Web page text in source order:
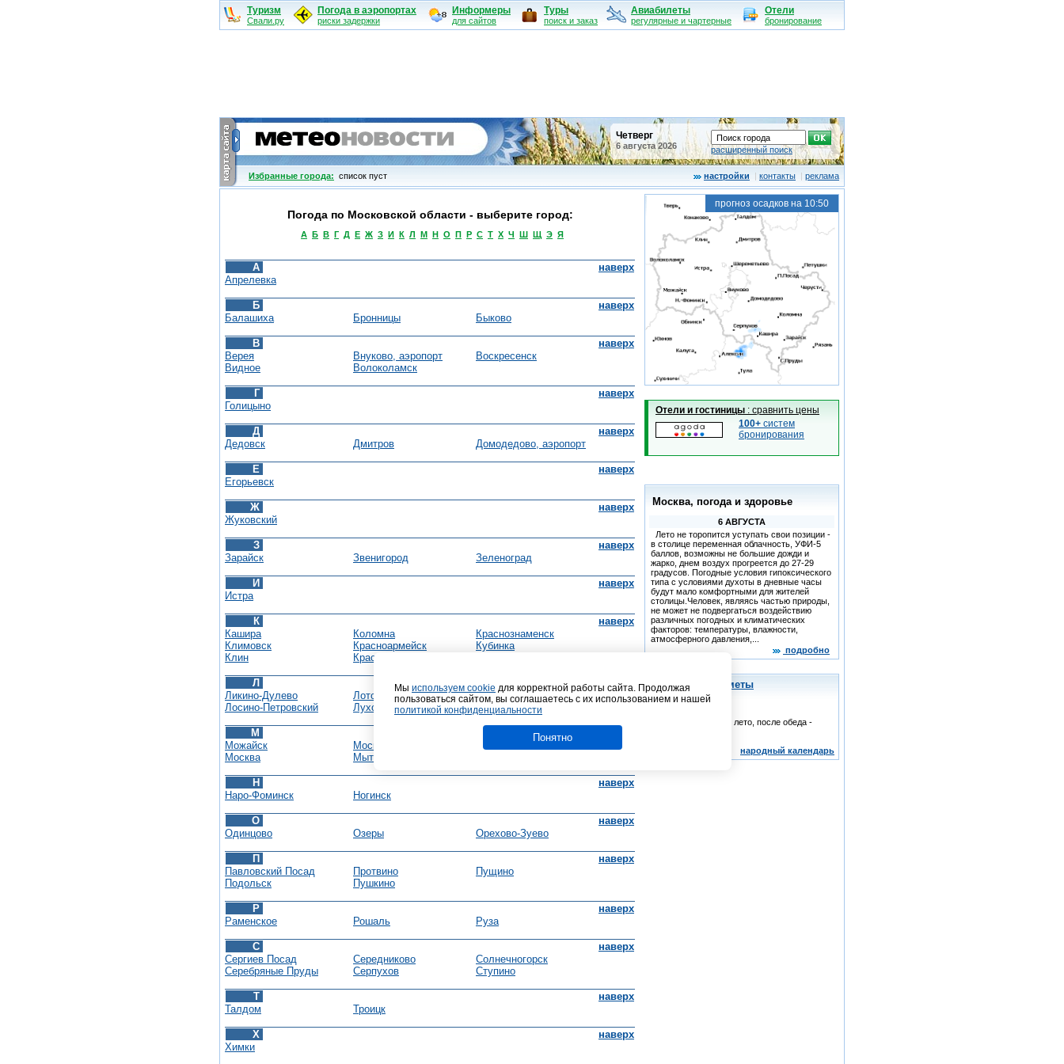
Туризм
Свали.ру
Погода в аэропортах
риски задержки
Информеры
для сайтов
Туры
поиск и заказ
Авиабилеты
регулярные и чартерные
Отели
бронирование
Четверг
6 августа 2026 расширенный поиск
Избранные города: cписок пуст настройки | контакты | реклама
Погода по Московской области - выберите город:
А Б В Г Д Е Ж З И К Л М Н О П Р С Т Х Ч Ш Щ Э Я
А
наверх
Апрелевка
Б
наверх
Балашиха
Бронницы Быково
В
наверх
Верея
Видное
Внуково, аэропорт
Волоколамск
Воскресенск
Г
наверх
Голицыно
Д
наверх
Дедовск
Дмитров Домодедово, аэропорт
Е
наверх
Егорьевск
Ж
наверх
Жуковский
З
наверх
Зарайск
Звенигород Зеленоград
И
наверх
Истра
К
наверх
Кашира
Климовск
Клин
Коломна
Красноармейск
Красногорск
Краснознаменск
Кубинка
Л
наверх
Ликино-Дулево
Лосино-Петровский
Лотошино
Луховицы
Лыткарино
Люберцы
М
Можайск
Москва
Москва, МГУ
Мытищи
Н
наверх
Наро-Фоминск
Ногинск
О
наверх
Одинцово
Озеры Орехово-Зуево
П
наверх
Павловский Посад
Подольск
Протвино
Пушкино
Пущино
Р
наверх
Раменское
Рошаль Руза
С
наверх
Сергиев Посад
Серебряные Пруды
Середниково
Серпухов
Солнечногорск
Ступино
Т
наверх
Талдом
Троицк
Х
наверх
Химки
прогноз осадков на 10:50
Отели и гостиницы : сравнить цены
100+ систем
бронирования
Москва, погода и здоровье
6 АВГУСТА
Лето не торопится уступать свои позиции -
в столице переменная облачность, УФИ-5
баллов, возможны не большие дожди и
жарко, днем воздух прогреется до 27-29
градусов. Погодные условия гипоксического
типа с условиями духоты в дневные часы
будут мало комфортными для жителей
столицы.Человек, являясь частью природы,
не может не подвергаться воздействию
различных погодных и климатических
факторов: температуры, влажности,
атмосферного давления,...
подробно
Народные приметы
6 августа
В августе до обеда - лето, после обеда -
народный календарь
Мы используем cookie для корректной работы сайта. Продолжая
пользоваться сайтом, вы соглашаетесь с их использованием и нашей
политикой конфиденциальности
Понятно